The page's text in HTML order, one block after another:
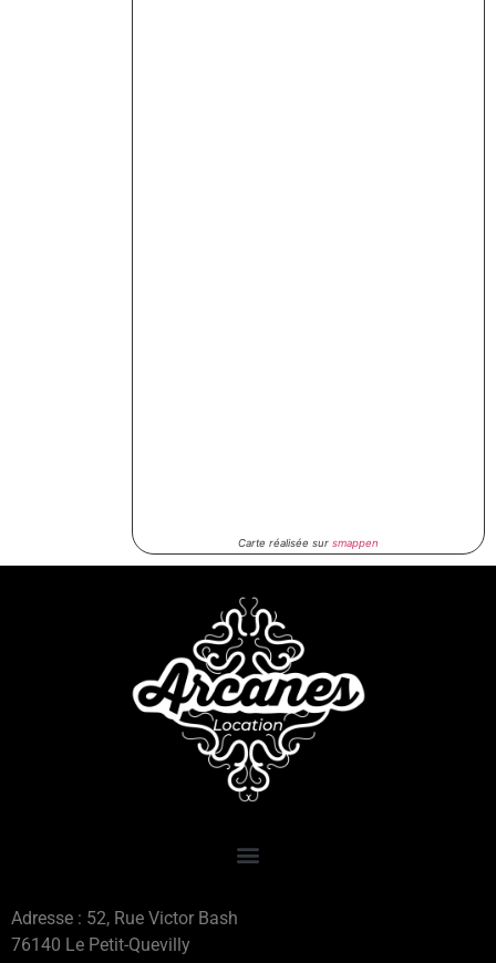
Carte réalisée sur smappen
Adresse : 52, Rue Victor Bash
76140 Le Petit-Quevilly